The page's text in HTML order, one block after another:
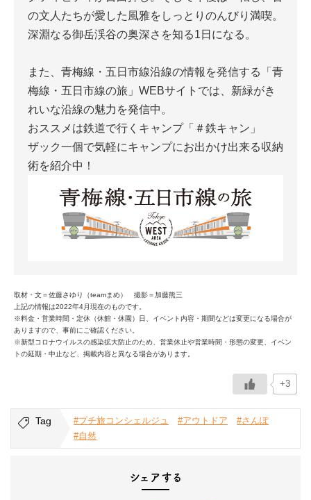
の文人たちが愛した風雅をしっとりのんびり満喫。
深淵なる御岳渓谷の奥深さを知る1日になる。
また、青梅線・五日市線沿線の情報を発信する「青
梅線・五日市線の旅」WEBサイトでは、新緑がき
れいな沿線の魅力を発信中。
おススメは鉄道で行くキャンプ「＃鉄キャン」
ザック一個で気軽にキャンプにお出かけ出来る収納
術を紹介中！
取材・文＝佐藤さゆり（teamまめ） 撮影＝加藤熊三
上記の情報は2022年4月現在のものです。
※料金・営業時間・定休（休館・休園）日、イベント内容・期間などは変更になる場合が
ありますので、事前にご確認ください。
※新型コロナウイルスの感染拡大防止のため、営業休止や営業時間・形態の変更、イベン
トの延期・中止など、掲載内容と異なる場合があります。
+3
Tag #プチ旅コンシェルジュ #アウトドア
#さんぽ
#自然
シェアする